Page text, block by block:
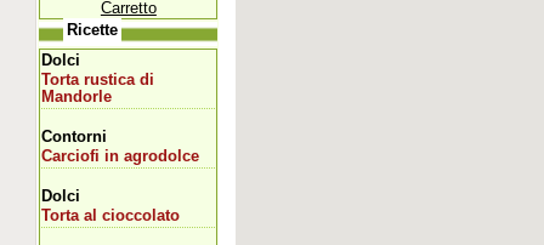
Carretto
Ricette
Dolci
Torta rustica di
Mandorle
Contorni
Carciofi in agrodolce
Dolci
Torta al cioccolato